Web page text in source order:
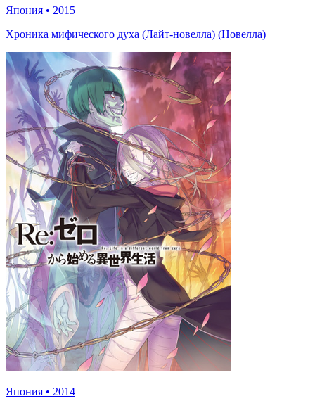
Япония • 2015
Хроника мифического духа (Лайт-новелла) (Новелла)
Япония • 2014